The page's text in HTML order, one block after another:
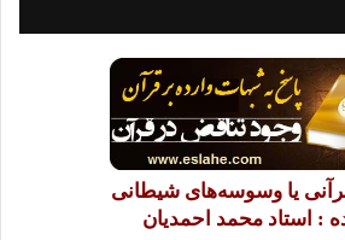
یا وسوسه‌های شیطانی
: استاد محمد احمدیان